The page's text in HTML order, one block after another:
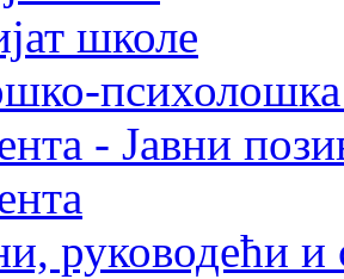
школе
психолошка
- Јавни
руководећи и